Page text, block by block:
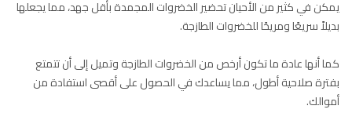
يمكن في كثير من الأحيان تحضير الخضروات المجمدة بأقل جهد، مما يجعلها
بديلاً سريعًا ومريحًا للخضروات الطازجة.
كما أنها عادة ما تكون أرخص من الخضروات الطازجة وتميل إلى أن تتمتع
بفترة صلاحية أطول، مما يساعدك في الحصول على أقصى استفادة من
أموالك.